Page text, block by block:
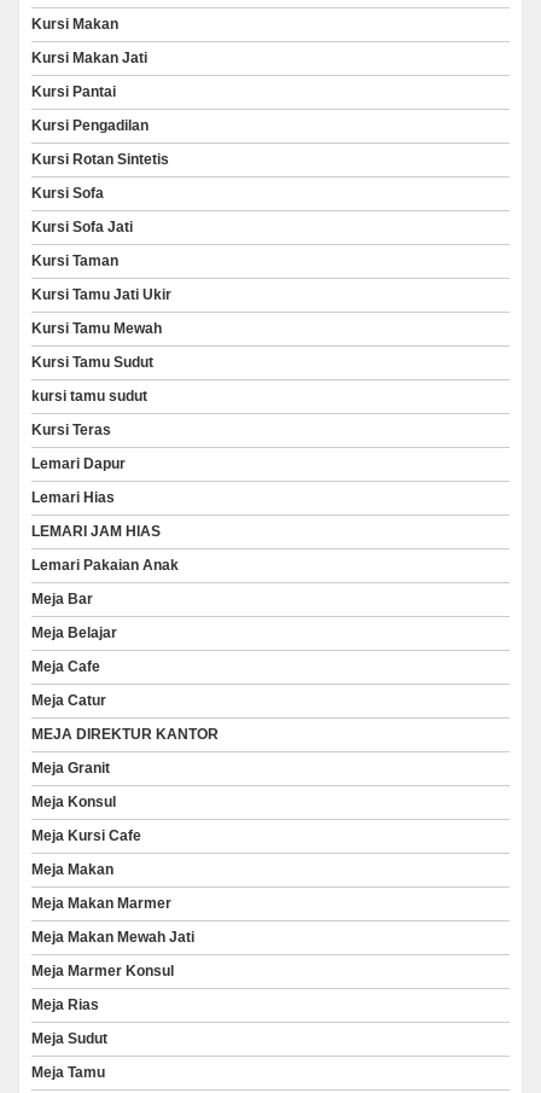
Kursi Makan
Kursi Makan Jati
Kursi Pantai
Kursi Pengadilan
Kursi Rotan Sintetis
Kursi Sofa
Kursi Sofa Jati
Kursi Taman
Kursi Tamu Jati Ukir
Kursi Tamu Mewah
Kursi Tamu Sudut
kursi tamu sudut
Kursi Teras
Lemari Dapur
Lemari Hias
LEMARI JAM HIAS
Lemari Pakaian Anak
Meja Bar
Meja Belajar
Meja Cafe
Meja Catur
MEJA DIREKTUR KANTOR
Meja Granit
Meja Konsul
Meja Kursi Cafe
Meja Makan
Meja Makan Marmer
Meja Makan Mewah Jati
Meja Marmer Konsul
Meja Rias
Meja Sudut
Meja Tamu